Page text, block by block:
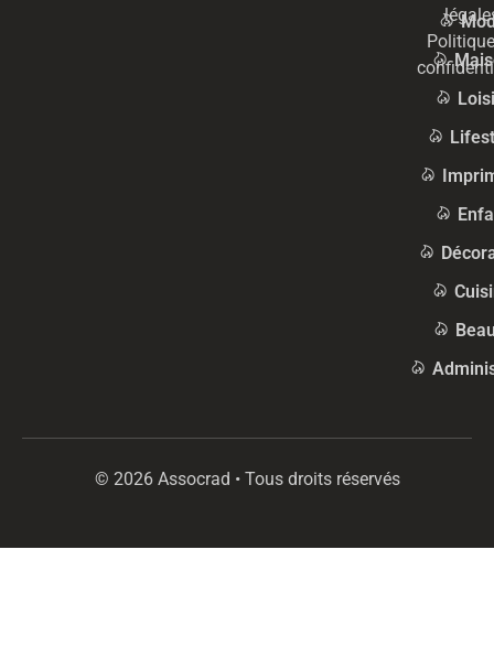
© 2026 Assocrad • Tous droits réservés